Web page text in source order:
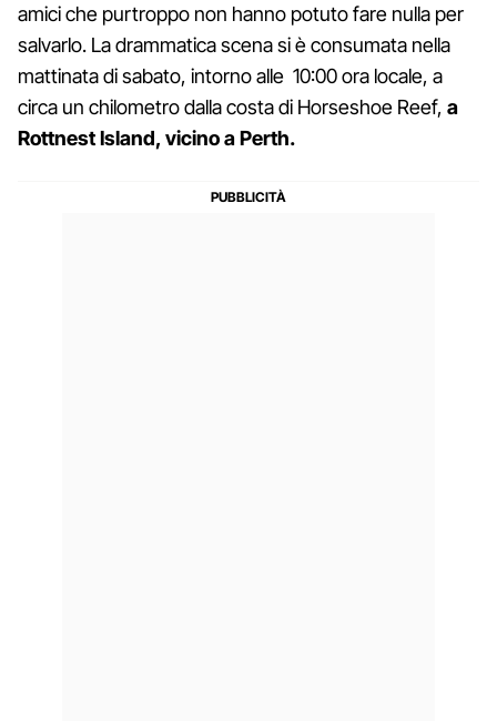
amici che purtroppo non hanno potuto fare nulla per
salvarlo. La drammatica scena si è consumata nella
mattinata di sabato, intorno alle 10:00 ora locale, a
circa un chilometro dalla costa di Horseshoe Reef, a
Rottnest Island, vicino a Perth.